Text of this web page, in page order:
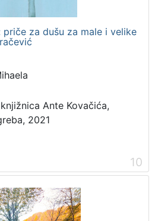
priče za dušu za male i velike
Ante Kovačića,
2021
10